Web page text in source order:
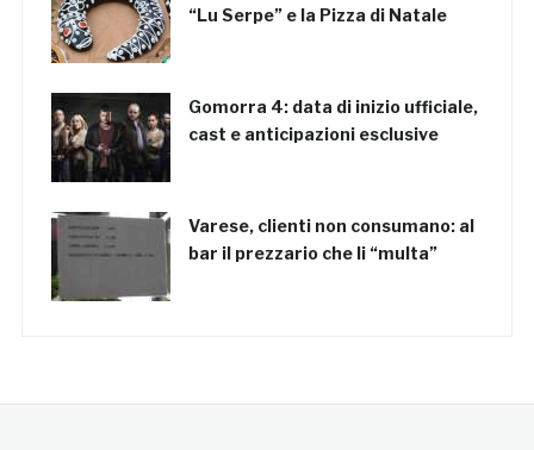
“Lu Serpe” e la Pizza di Natale
Gomorra 4: data di inizio ufficiale,
cast e anticipazioni esclusive
Varese, clienti non consumano: al
bar il prezzario che li “multa”